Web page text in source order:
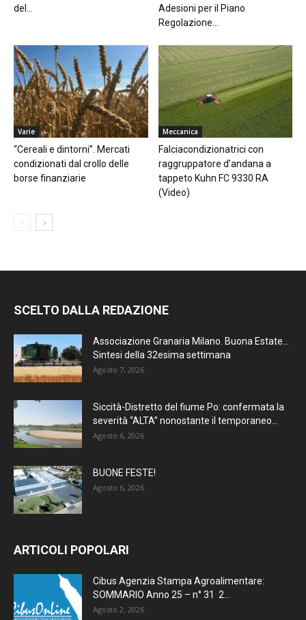
del...
Adesioni per il Piano
Regolazione...
Varie
“Cereali e dintorni”. Mercati
condizionati dal crollo delle
borse finanziarie
Meccanica
Falciacondizionatrici con
raggruppatore d’andana a
tappeto Kuhn FC 9330 RA
(Video)
SCELTO DALLA REDAZIONE
Associazione Granaria Milano. Buona Estate…
Sintesi della 32esima settimana
Agosto 7, 2026
Siccità-Distretto del fiume Po: confermata la
severità “ALTA” nonostante il temporaneo...
Agosto 6, 2026
BUONE FESTE!
Agosto 6, 2026
ARTICOLI POPOLARI
Cibus Agenzia Stampa Agroalimentare:
SOMMARIO Anno 25 – n° 31 2...
Agosto 2, 2026